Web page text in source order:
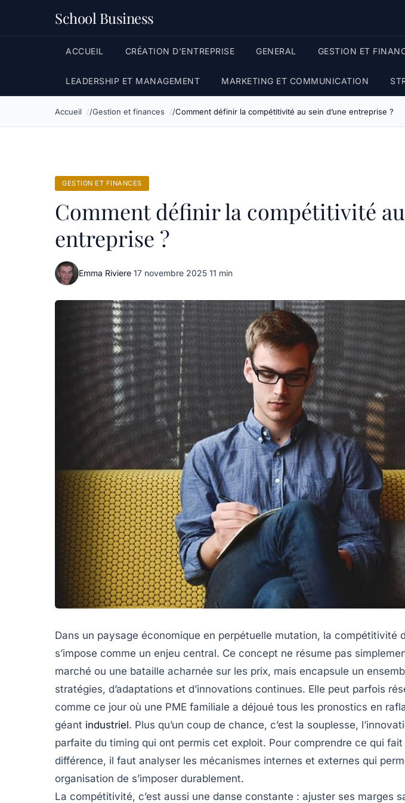
School Business
ACCUEIL CRÉATION D’ENTREPRISE GENERAL GESTION ET
LEADERSHIP ET MANAGEMENT MARKETING ET COMMUNICATION
Accueil Gestion et finances Comment définir la compétitivité au sein d’une entreprise ?
GESTION ET FINANCES
Comment définir la compétitivité au
entreprise ?
Emma Riviere·17 novembre 2025·11 min
Dans un paysage économique en perpétuelle mutation, la compétitivité
s’impose comme un enjeu central. Ce concept ne résume pas
marché ou une bataille acharnée sur les prix, mais encapsule un
stratégies, d’adaptations et d’innovations continues. Elle peut parfois
comme ce jour où une PME familiale a déjoué tous les pronostics en
géant industriel. Plus qu’un coup de chance, c’est la souplesse,
parfaite du timing qui ont permis cet exploit. Pour comprendre ce qui
différence, il faut analyser les mécanismes internes et externes qui
organisation de s’imposer durablement.
La compétitivité, c’est aussi une danse constante : ajuster ses marges